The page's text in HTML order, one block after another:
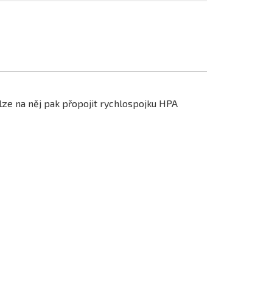
na něj pak přopojit rychlospojku HPA